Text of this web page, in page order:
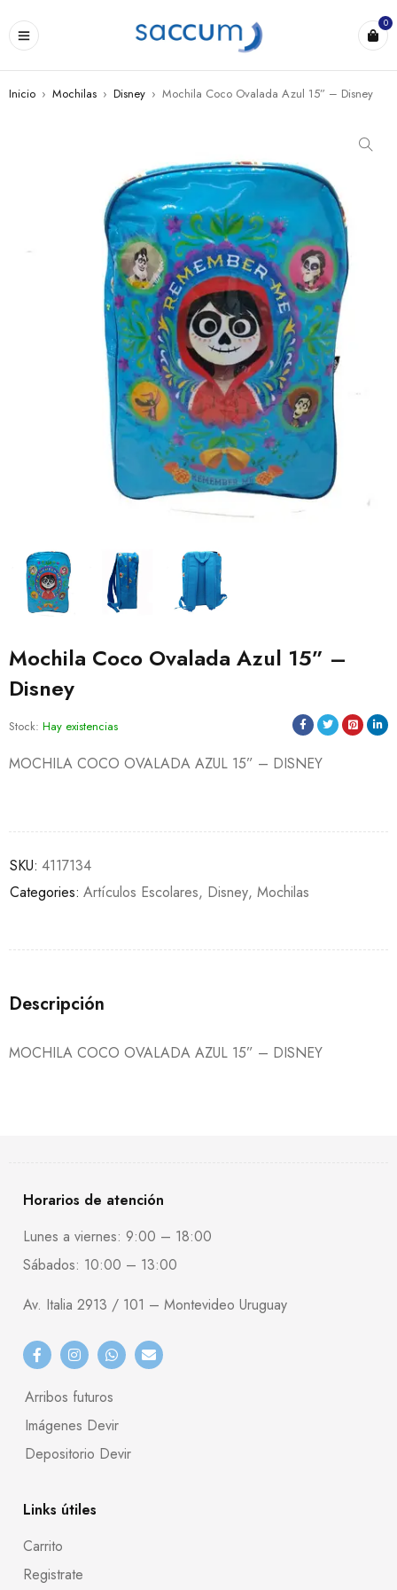
0
Inicio › Mochilas › Disney › Mochila Coco Ovalada Azul 15” – Disney
Mochila Coco Ovalada Azul 15” –
Disney
Stock: Hay existencias
MOCHILA COCO OVALADA AZUL 15” – DISNEY
SKU: 4117134
Categories: Artículos Escolares, Disney, Mochilas
Descripción
MOCHILA COCO OVALADA AZUL 15” – DISNEY
Horarios de atención
Lunes a viernes: 9:00 – 18:00
Sábados: 10:00 – 13:00
Av. Italia 2913 / 101 – Montevideo Uruguay
Arribos futuros
Imágenes Devir
Depositorio Devir
Links útiles
Carrito
Registrate